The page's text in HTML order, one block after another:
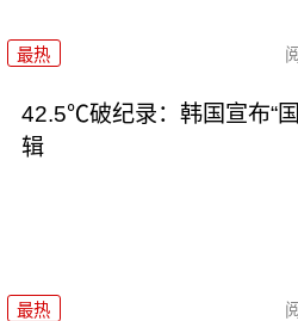
最热
42.5℃破纪录：韩国宣布“
辑
最热